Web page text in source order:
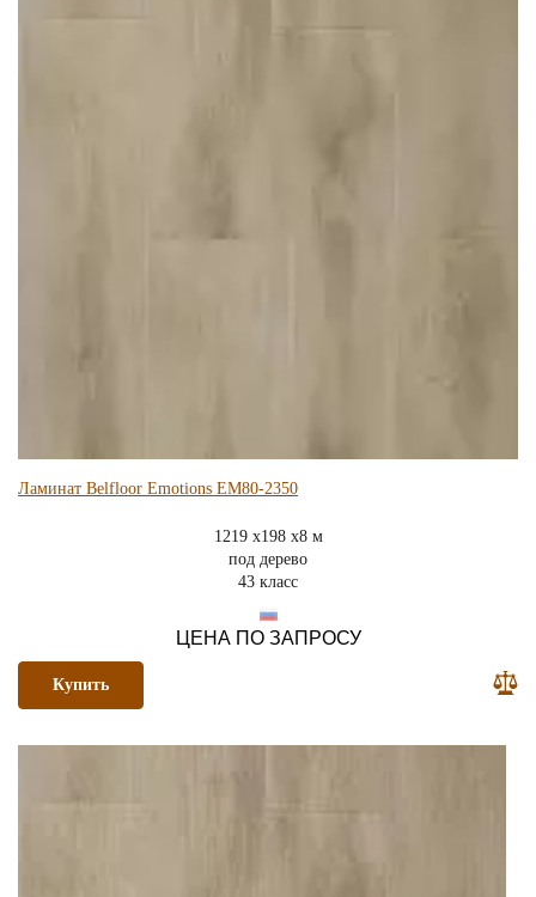
Ламинат Belfloor Emotions EM80-2350
1219 x198 x8 м
под дерево
43 класс
ЦЕНА ПО ЗАПРОСУ
Купить